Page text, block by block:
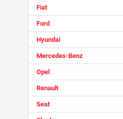
Fiat
Ford
Hyundai
Mercedes-Benz
Opel
Renault
Seat